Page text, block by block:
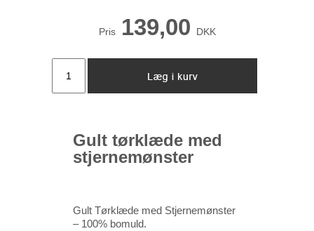
Pris 139,00 DKK
Gult tørklæde med
stjernemønster
Gult Tørklæde med Stjernemønster
– 100% bomuld.